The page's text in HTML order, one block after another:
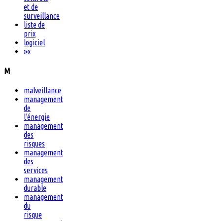
et de
surveillance
liste de
prix
logiciel
»«
M
malveillance
management
de
l’énergie
management
des
risques
management
des
services
management
durable
management
du
risque